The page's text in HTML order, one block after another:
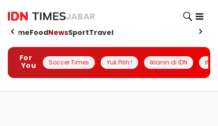
JABAR
HomeFoodNewsSportTravel
For
You
Soccer Times Yuk Pilih ! Iklanin di IDN